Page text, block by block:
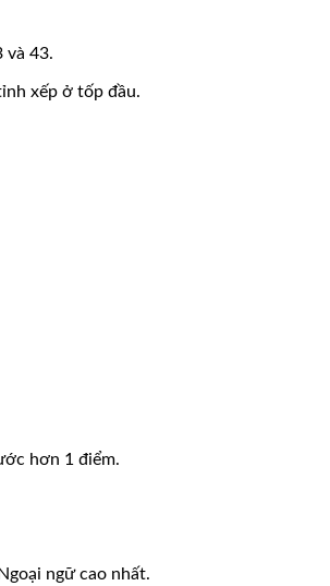
và 43.
xếp ở tốp đầu.
hơn 1 điểm.
ngữ cao nhất.